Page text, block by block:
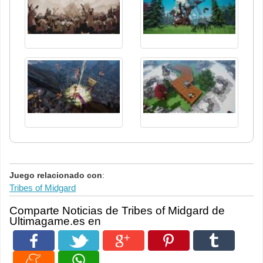
Juego relacionado con:
Tribes of Midgard
Comparte Noticias de Tribes of Midgard de
Ultimagame.es en